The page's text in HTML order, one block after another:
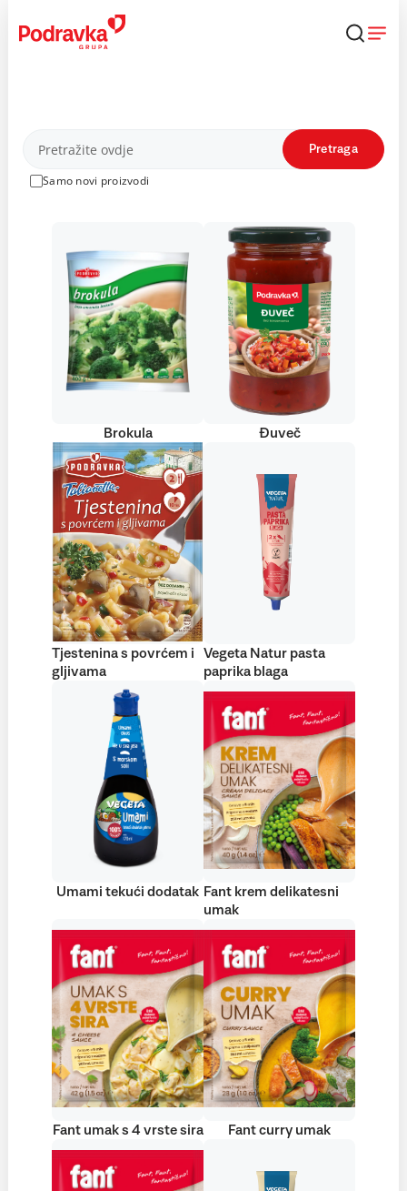
content
Proizvodi
Samo novi proizvodi
Pretraga
Brokula Đuveč
Tjestenina s povrćem i
gljivama
Vegeta Natur pasta
paprika blaga
Umami tekući dodatak Fant krem delikatesni
umak
Fant umak s 4 vrste sira Fant curry umak